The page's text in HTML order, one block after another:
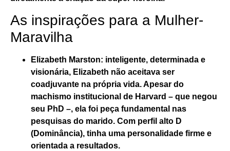
As inspirações para a Mulher-
Maravilha
Elizabeth Marston: inteligente, determinada e
visionária, Elizabeth não aceitava ser
coadjuvante na própria vida. Apesar do
machismo institucional de Harvard – que negou
seu PhD –, ela foi peça fundamental nas
pesquisas do marido. Com perfil alto D
(Dominância), tinha uma personalidade firme e
orientada a resultados.